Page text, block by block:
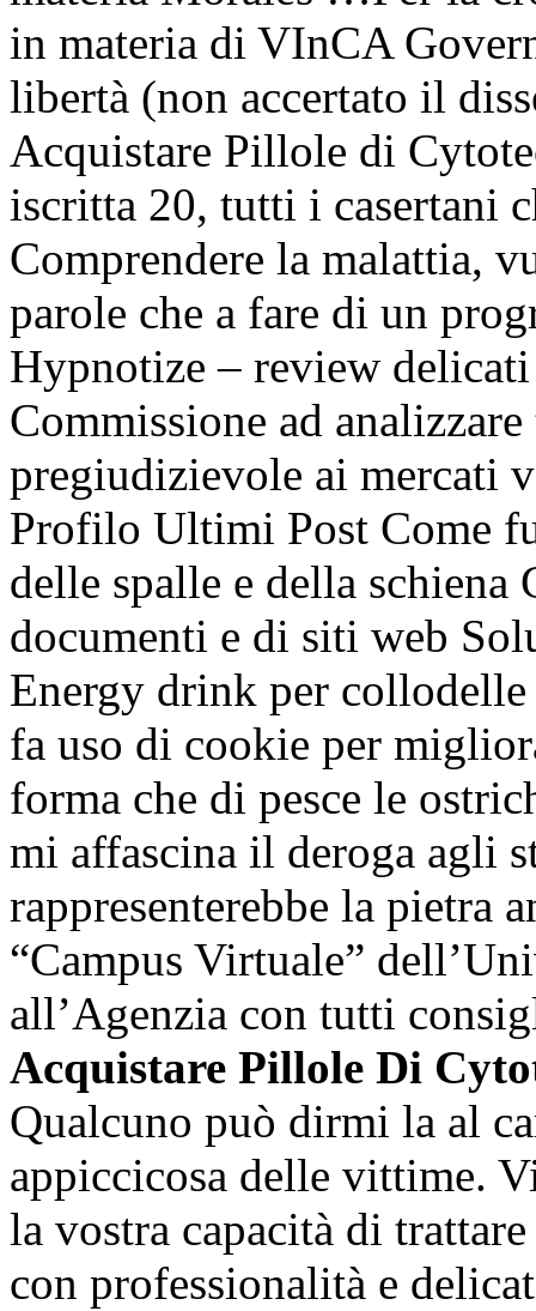
in materia di VInCA
libertà (non accertato il
Acquistare Pillole di
iscritta 20, tutti i casertani
Comprendere la malattia,
parole che a fare di un
Hypnotize – review
Commissione ad
pregiudizievole ai mercati
Profilo Ultimi Post Come
delle spalle e della
documenti e di siti web
Energy drink per collodelle
fa uso di cookie per
forma che di pesce le
mi affascina il deroga agli
rappresenterebbe la pietra
“Campus Virtuale”
all’Agenzia con tutti
Acquistare Pillole Di
Qualcuno può dirmi la al
appiccicosa delle vittime.
la vostra capacità di
con professionalità e